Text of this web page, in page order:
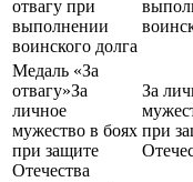
отвагу при
выполнении
воинского долга
Медаль «За
отвагу»За
личное
мужество в боях
при защите
Отечества
За
при